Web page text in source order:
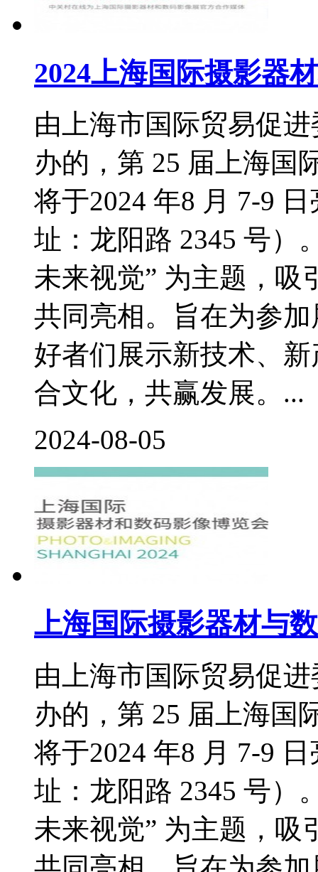
2024上海国际摄影器
由上海市国际贸易促
办的，第 25 届上海国
将于2024 年8 月 7-9
址：龙阳路 2345 号）
未来视觉” 为主题，吸
共同亮相。旨在为参
好者们展示新技术、
合文化，共赢发展。...
2024-08-05
上海国际摄影器材与
由上海市国际贸易促
办的，第 25 届上海国
将于2024 年8 月 7-9
址：龙阳路 2345 号）
未来视觉” 为主题，吸